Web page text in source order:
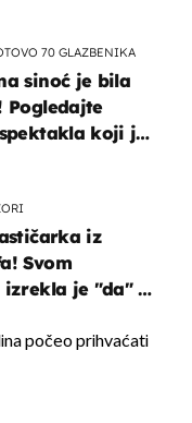
70 GLAZBENIKA
sinoć je bila
Pogledajte
koji je
iz
Svom
izrekla je "da" u
počeo prihvaćati